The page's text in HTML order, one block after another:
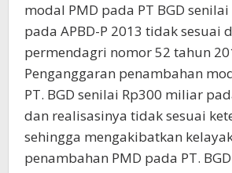
modal PMD pada PT BGD
pada APBD-P 2013 tidak sesuai
permendagri nomor 52 tahun
Penganggaran penambahan
PT. BGD senilai Rp300 miliar
dan realisasinya tidak sesuai
sehingga mengakibatkan
penambahan PMD pada PT.